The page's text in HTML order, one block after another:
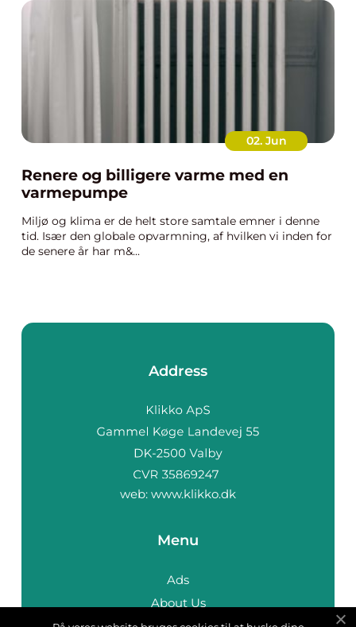
02. Jun
Renere og billigere varme med en
varmepumpe
Miljø og klima er de helt store samtale emner i denne
tid. Især den globale opvarmning, af hvilken vi inden for
de senere år har m&...
Address
web: www.klikko.dk
Menu
Ads
About Us